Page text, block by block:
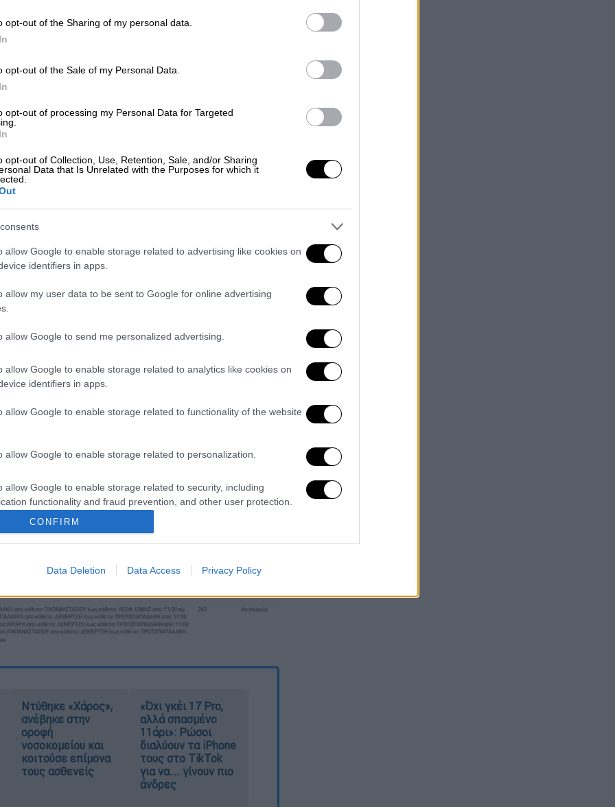
opt-out of the Sharing of my personal data.
opt-out of the Sale of my Personal Data.
opt-out of processing my Personal Data for Targeted
opt-out of Collection, Use, Retention, Sale, and/or Sharing
Data that Is Unrelated with the Purposes for which it
allow Google to enable storage related to advertising like cookies on
identifiers in apps.
allow my user data to be sent to Google for online advertising
allow Google to send me personalized advertising.
allow Google to enable storage related to analytics like cookies on
identifiers in apps.
allow Google to enable storage related to functionality of the website
allow Google to enable storage related to personalization.
allow Google to enable storage related to security, including
functionality and fraud prevention, and other user protection.
CONFIRM
Data Deletion Data Access Privacy Policy
για σήμερα, Τετάρτη 11 Μαρτίου
Ντύθηκε «Χάρος»,
ανέβηκε στην
οροφή
νοσοκομείου και
κοιτούσε επίμονα
τους ασθενείς
«Όχι γκέι 17 Pro,
αλλά σπασμένο
11άρι»: Ρώσοι
διαλύουν τα iPhone
τους στο TikTok
για να... γίνουν πιο
άνδρες